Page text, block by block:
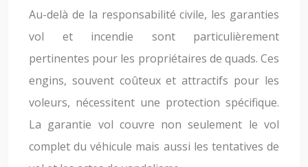
Au-delà de la responsabilité civile, les garanties
vol et incendie sont particulièrement
pertinentes pour les propriétaires de quads. Ces
engins, souvent coûteux et attractifs pour les
voleurs, nécessitent une protection spécifique.
La garantie vol couvre non seulement le vol
complet du véhicule mais aussi les tentatives de